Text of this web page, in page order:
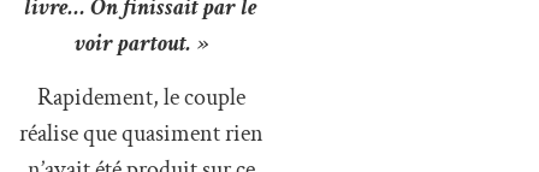
livre… On finissait par le
voir partout. »
Rapidement, le couple
réalise que quasiment rien